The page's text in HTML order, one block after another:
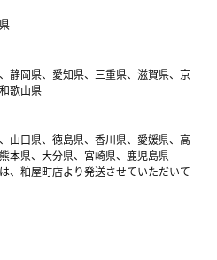
静岡県、愛知県、三重県、滋賀県、京
歌山県
山口県、徳島県、香川県、愛媛県、高
本県、大分県、宮崎県、鹿児島県
、粕屋町店より発送させていただいて